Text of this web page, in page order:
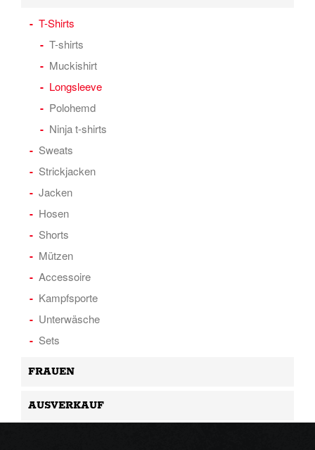
T-Shirts
T-shirts
Muckishirt
Longsleeve
Polohemd
Ninja t-shirts
Sweats
Strickjacken
Jacken
Hosen
Shorts
Mützen
Accessoire
Kampfsporte
Unterwäsche
Sets
FRAUEN
AUSVERKAUF